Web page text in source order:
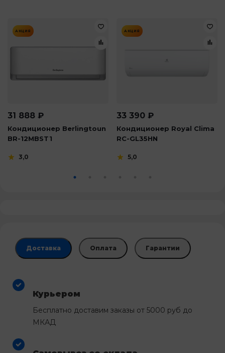
АКЦИЯ
31 888 ₽
Кондиционер Berlingtoun
BR-12MBST1
3,0
АКЦИЯ
33 390 ₽
Кондиционер Royal Clima
RC-GL35HN
5,0
Доставка Оплата Гарантии
Курьером
Бесплатно доставим заказы от 5000 руб до
МКАД